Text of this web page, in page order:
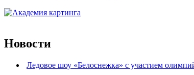
Новости
Ледовое шоу «Белоснежка» с участием